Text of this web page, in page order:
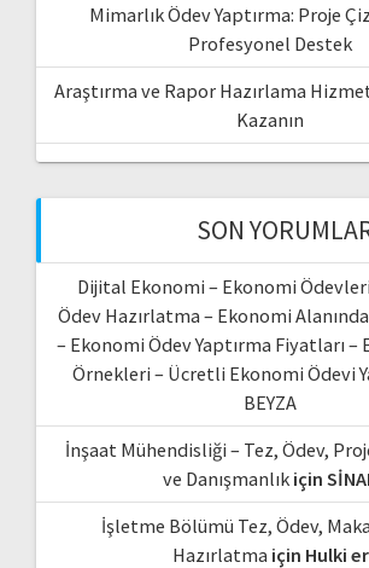
Mimarlık Ödev Yaptırma: Proje
Profesyonel Destek
Araştırma ve Rapor Hazırlama
Kazanın
SON
Dijital Ekonomi – Ekonomi
Ödev Hazırlatma – Ekonomi Alanında
– Ekonomi Ödev Yaptırma Fiyatları –
Örnekleri – Ücretli Ekonomi Ödevi
BEYZA
İnşaat Mühendisliği – Tez, Ödev,
ve Danışmanlıkiçin
İşletme Bölümü Tez, Ödev,
Hazırlatma için Hulki er